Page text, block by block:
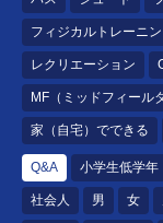
フィジカルトレーニ
レクリエーション
MF（ミッドフィール
家（自宅）でできる
Q&A 小学生低学年
社会人 男 女